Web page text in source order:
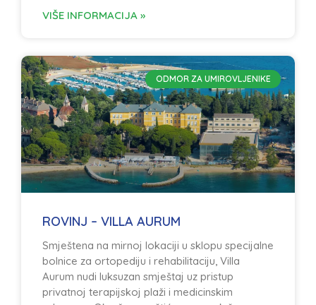
VIŠE INFORMACIJA »
ODMOR ZA UMIROVLJENIKE
ROVINJ – VILLA AURUM
Smještena na mirnoj lokaciji u sklopu specijalne
bolnice za ortopediju i rehabilitaciju, Villa
Aurum nudi luksuzan smještaj uz pristup
privatnoj terapijskoj plaži i medicinskim